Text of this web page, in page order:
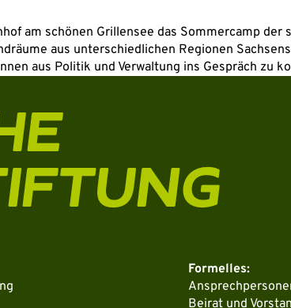
am schönen Grillensee das Sommercamp
aus unterschiedlichen Regionen
aus Politik und Verwaltung ins Gespräch zu
Formelles:
Beirat und